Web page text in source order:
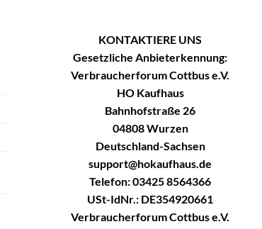
KONTAKTIERE UNS
Gesetzliche Anbieterkennung:
Verbraucherforum Cottbus e.V.
HO Kaufhaus
Bahnhofstraße 26
04808 Wurzen
Deutschland-Sachsen
support@hokaufhaus.de
Telefon: 03425 8564366
USt-IdNr.: DE354920661
Verbraucherforum Cottbus e.V.